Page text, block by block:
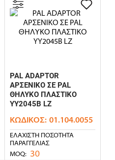
PAL ADAPTOR
ΑΡΣΕΝΙΚΟ ΣΕ PAL
ΘΗΛΥΚΟ ΠΛΑΣΤΙΚΟ
YY2045B LZ
ΚΩΔΙΚΌΣ: 01.104.0055
ΕΛΆΧΙΣΤΗ ΠΟΣΌΤΗΤΑ
ΠΑΡΑΓΓΕΛΊΑΣ
MOQ: 30